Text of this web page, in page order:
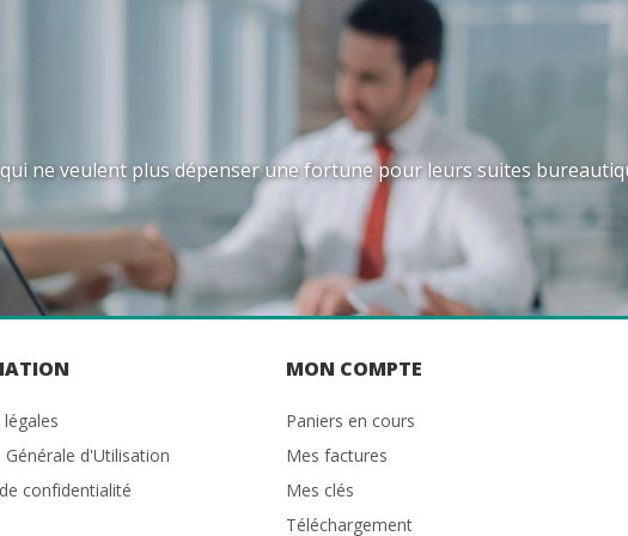
ne veulent plus dépenser une fortune pour leurs suites
Générale d'Utilisation
confidentialité
MON COMPTE
Paniers en cours
Mes factures
Mes clés
Téléchargement